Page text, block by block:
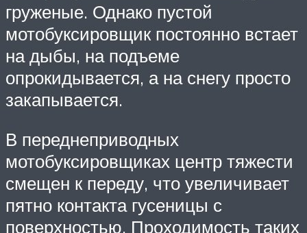
груженые. Однако пустой
мотобуксировщик постоянно встает
на дыбы, на подъеме
опрокидывается, а на снегу просто
закапывается.
В переднеприводных
мотобуксировщиках центр тяжести
смещен к переду, что увеличивает
пятно контакта гусеницы с
поверхностью. Проходимость таких